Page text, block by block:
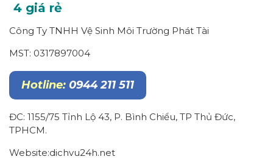
4 giá rẻ
Công Ty TNHH Vệ Sinh Môi Trường Phát Tài
MST: 0317897004
Hotline: 0944 211 511
ĐC: 1155/75 Tỉnh Lộ 43, P. Bình Chiểu, TP Thủ Đức,
TPHCM.
Website:dichvu24h.net